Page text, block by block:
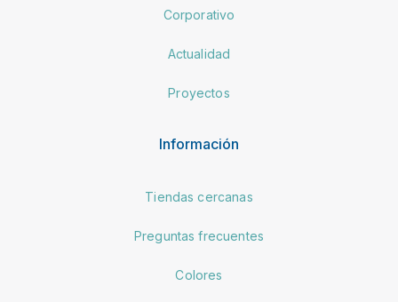
Corporativo
Actualidad
Proyectos
Información
Tiendas cercanas
Preguntas frecuentes
Colores